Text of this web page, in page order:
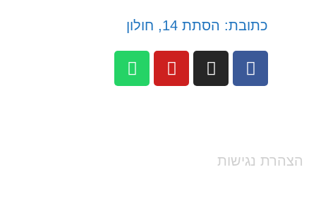
כתובת: הסתת 14, חולון
הצהרת נגישות